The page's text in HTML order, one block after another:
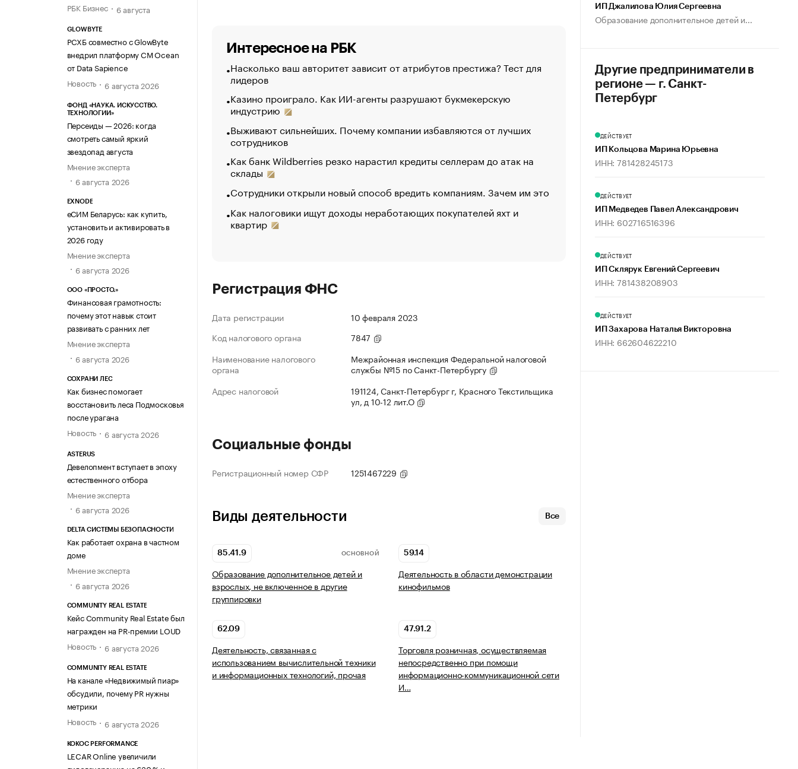
РБК Бизнес
6 августа
GLOWBYTE
РСХБ совместно с GlowByte
внедрил платформу CM Ocean
от Data Sapience
Новость
6 августа 2026
ФОНД «НАУКА. ИСКУССТВО.
ТЕХНОЛОГИИ»
Персеиды — 2026: когда
смотреть самый яркий
звездопад августа
Мнение эксперта
6 августа 2026
EXNODE
еСИМ Беларусь: как купить,
установить и активировать в
2026 году
Мнение эксперта
6 августа 2026
ООО «ПРОСТО.»
Финансовая грамотность:
почему этот навык стоит
развивать с ранних лет
Мнение эксперта
6 августа 2026
СОХРАНИ ЛЕС
Как бизнес помогает
восстановить леса Подмосковья
после урагана
Новость
6 августа 2026
ASTERUS
Девелопмент вступает в эпоху
естественного отбора
Мнение эксперта
6 августа 2026
DELTA СИСТЕМЫ БЕЗОПАСНОСТИ
Как работает охрана в частном
доме
Мнение эксперта
6 августа 2026
COMMUNITY REAL ESTATE
Кейс Community Real Estate был
награжден на PR-премии LOUD
Новость
6 августа 2026
COMMUNITY REAL ESTATE
На канале «Недвижимый пиар»
обсудили, почему PR нужны
метрики
Новость
6 августа 2026
KOKOC PERFORMANCE
LECAR Online увеличили
Интересное на РБК
Насколько ваш авторитет зависит от атрибутов престижа? Тест для
лидеров
Казино проиграло. Как ИИ-агенты разрушают букмекерскую
индустрию
Выживают сильнейших. Почему компании избавляются от лучших
сотрудников
Как банк Wildberries резко нарастил кредиты селлерам до атак на
склады
Сотрудники открыли новый способ вредить компаниям. Зачем им это
Как налоговики ищут доходы неработающих покупателей яхт и
квартир
«От спорта тело стареет иначе». Как живет глава
создавшей GTA
«Деньги будут не нужны»: что рассказал Маск в
Функции менеджмента: пять ключевых основ
управления
ЕС разрешил конфискацию российской нефти —
Стресс обеспеченных людей: почему рост доходов
Что обвинения против Павла Дурова значат для
Регистрация ФНС
Дата регистрации
10 февраля 2023
Код налогового органа
7847
Наименование налогового
органа
Межрайонная инспекция Федеральной налоговой
службы №15 по Санкт-Петербургу
Адрес налоговой
191124, Санкт-Петербург г, Красного Текстильщика
ул, д 10-12 лит.О
Социальные фонды
Регистрационный номер СФР 1251467229
Виды деятельности Все
85.41.9 ОСНОВНОЙ
Образование дополнительное детей и
взрослых, не включенное в другие
группировки
59.14
Деятельность в области демонстрации
кинофильмов
62.09
Деятельность, связанная с
использованием вычислительной техники
и информационных технологий, прочая
47.91.2
Торговля розничная, осуществляемая
непосредственно при помощи
информационно-коммуникационной сети
И…
ИП Джалилова Юлия Сергеевна
Образование дополнительное детей и...
Другие предприниматели в
регионе — г. Санкт-
Петербург
ДЕЙСТВУЕТ
ИП Кольцова Марина Юрьевна
ИНН: 781428245173
ДЕЙСТВУЕТ
ИП Медведев Павел Александрович
ИНН: 602716516396
ДЕЙСТВУЕТ
ИП Склярук Евгений Сергеевич
ИНН: 781438208903
ДЕЙСТВУЕТ
ИП Захарова Наталья Викторовна
ИНН: 662604622210